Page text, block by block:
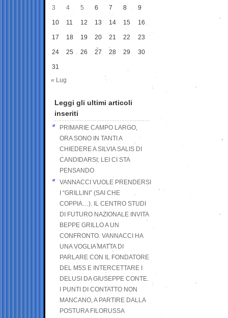
3 4 5 6 7 8 9
10 11 12 13 14 15 16
17 18 19 20 21 22 23
24 25 26 27 28 29 30
31
« Lug
Leggi gli ultimi articoli
inseriti
PRIMARIE CAMPO LARGO,
ORA SONO IN TANTI A
CHIEDERE A SILVIA SALIS DI
CANDIDARSI: LEI CI STA
PENSANDO
VANNACCI VUOLE PRENDERSI
I “GRILLINI” (SAI CHE
COPPIA…). IL CENTRO STUDI
DI FUTURO NAZIONALE INVITA
BEPPE GRILLO A UN
CONFRONTO. VANNACCI HA
UNA VOGLIA MATTA DI
PARLARE CON IL FONDATORE
DEL M5S E INTERCETTARE I
DELUSI DA GIUSEPPE CONTE.
I PUNTI DI CONTATTO NON
MANCANO, A PARTIRE DALLA
POSTURA FILORUSSA